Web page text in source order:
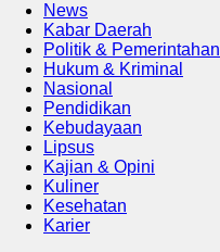
News
Kabar Daerah
Politik & Pemerintahan
Hukum & Kriminal
Nasional
Pendidikan
Kebudayaan
Lipsus
Kajian & Opini
Kuliner
Kesehatan
Karier